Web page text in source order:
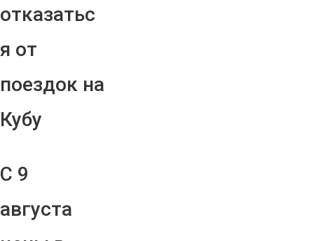
отказатьс
я от
поездок на
Кубу
С 9
августа